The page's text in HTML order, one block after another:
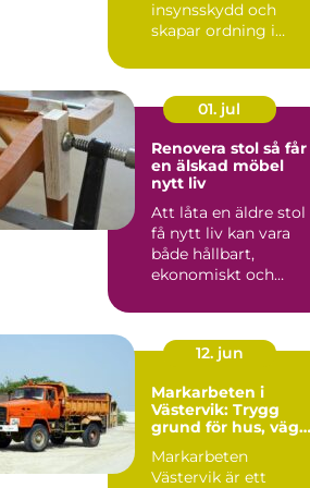
insynsskydd och
skapar ordning i
Samtidigt är häc...
01. jul
Renovera stol så får
en älskad möbel
nytt liv
Att låta en äldre stol
få nytt liv kan vara
både hållbart,
ekonomiskt och
värdefullt. ...
12. jun
Markarbeten i
Västervik: Trygg
grund för hus,
Markarbeten
Västervik är ett